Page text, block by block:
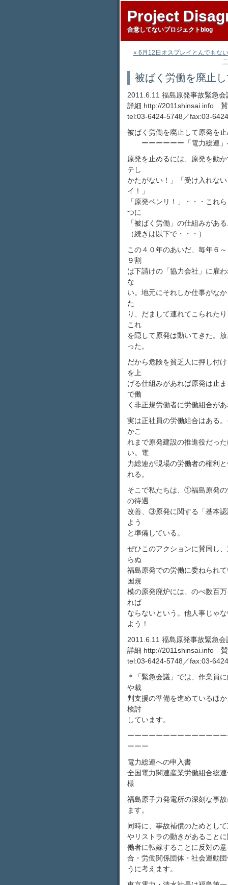
Project
合意してないプロジェクトblog
« 6月12日オスプレイとんでもない
被ばく労働を廃止
2011.6.11 福島原発事故緊急
詳細 http://2011shinsai.info
tel:03-6424-5748／fax:03-
被ばく労働を廃止して原発を
ーーーーーー「電力総連」
原発を止めるには、原発を動
テし
かたがない！」「受け入れな
イ！」
「原発ベンリ！」・・・これ
つに
「被ばく労働」の仕組みがあ
（続きは以下で・・・）
この４０年のあいだ、毎年６
９割
は下請けの「協力会社」に雇
な
い。地元にそれしか仕事がな
た
り、だまして連れてこられた
これ
を隠して原発は動いてきた。
った。
だから危険を貧乏人に押し付
を上
げる仕組みがあれば原発は止
で働
く非正規労働者に労働組合が
実は正社員の労働組合はある
かこ
れまで原発建設の推進役だっ
い。電
力総連が現場の労働者の権利
れる。
そこで私たちは、①福島原発
の待遇
改善、③原発に関する「基本
よう
と準備している。
ぜひこのアクションに賛同し
らぬ
福島原発での労働に委ねられ
国規
模の原発廃炉には、のべ数百
れば
ならないという。他人事じゃ
よう！
2011.6.11 福島原発事故緊急
詳細 http://2011shinsai.info
tel:03-6424-5748／fax:03-
＊「緊急会議」では、作業員
や裁
判支援の準備を進めているほ
検討
しています。
ーーーーーーーーーーーーー
ーーー
電力総連への申入書
全国電力関連産業労働組合総
様 福島原
福島原子力発電所の深刻な事
ます。
同時に、事故補償のためとし
やリストラの動きがあること
働者に転嫁することに反対の
合・労働関係団体・社会運動
うに考えます。